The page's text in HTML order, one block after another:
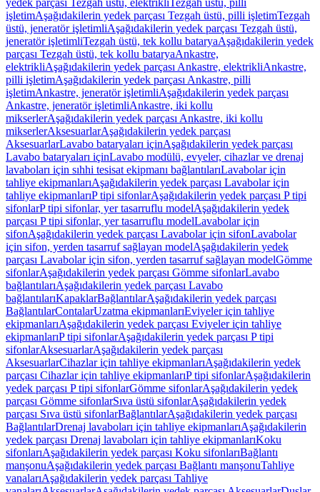
yedek parçası Tezgah üstü, elektrikli Tezgah üstü, pilli
işletimAşağıdakilerin yedek parçası Tezgah üstü, pilli işletimTezgah
üstü, jeneratör işletimliAşağıdakilerin yedek parçası Tezgah üstü,
jeneratör işletimliTezgah üstü, tek kollu bataryaAşağıdakilerin yedek
parçası Tezgah üstü, tek kollu bataryaAnkastre,
elektrikliAşağıdakilerin yedek parçası Ankastre, elektrikliAnkastre,
pilli işletimAşağıdakilerin yedek parçası Ankastre, pilli
işletimAnkastre, jeneratör işletimliAşağıdakilerin yedek parçası
Ankastre, jeneratör işletimliAnkastre, iki kollu
mikserlerAşağıdakilerin yedek parçası Ankastre, iki kollu
mikserlerAksesuarlarAşağıdakilerin yedek parçası
AksesuarlarLavabo bataryaları içinAşağıdakilerin yedek parçası
Lavabo bataryaları içinLavabo modülü, evyeler, cihazlar ve drenaj
lavaboları için sıhhi tesisat ekipmanı bağlantılarıLavabolar için
tahliye ekipmanlarıAşağıdakilerin yedek parçası Lavabolar için
tahliye ekipmanlarıP tipi sifonlarAşağıdakilerin yedek parçası P tipi
sifonlarP tipi sifonlar, yer tasarruflu modelAşağıdakilerin yedek
parçası P tipi sifonlar, yer tasarruflu modelLavabolar için
sifonAşağıdakilerin yedek parçası Lavabolar için sifonLavabolar
için sifon, yerden tasarruf sağlayan modelAşağıdakilerin yedek
parçası Lavabolar için sifon, yerden tasarruf sağlayan modelGömme
sifonlarAşağıdakilerin yedek parçası Gömme sifonlarLavabo
bağlantılarıAşağıdakilerin yedek parçası Lavabo
bağlantılarıKapaklarBağlantılarAşağıdakilerin yedek parçası
BağlantılarContalarUzatma ekipmanlarıEviyeler için tahliye
ekipmanlarıAşağıdakilerin yedek parçası Eviyeler için tahliye
ekipmanlarıP tipi sifonlarAşağıdakilerin yedek parçası P tipi
sifonlarAksesuarlarAşağıdakilerin yedek parçası
AksesuarlarCihazlar için tahliye ekipmanlarıAşağıdakilerin yedek
parçası Cihazlar için tahliye ekipmanlarıP tipi sifonlarAşağıdakilerin
yedek parçası P tipi sifonlarGömme sifonlarAşağıdakilerin yedek
parçası Gömme sifonlarSıva üstü sifonlarAşağıdakilerin yedek
parçası Sıva üstü sifonlarBağlantılarAşağıdakilerin yedek parçası
BağlantılarDrenaj lavaboları için tahliye ekipmanlarıAşağıdakilerin
yedek parçası Drenaj lavaboları için tahliye ekipmanlarıKoku
sifonlarıAşağıdakilerin yedek parçası Koku sifonlarıBağlantı
manşonuAşağıdakilerin yedek parçası Bağlantı manşonuTahliye
vanalarıAşağıdakilerin yedek parçası Tahliye